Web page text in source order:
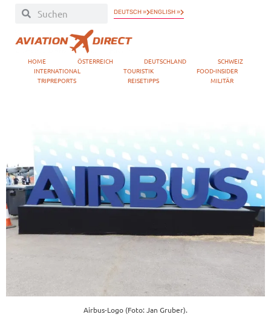
DEUTSCH » ENGLISH »
HOME ÖSTERREICH DEUTSCHLAND
SCHWEIZ
INTERNATIONAL
TOURISTIK
FOOD-INSIDER
TRIPREPORTS
REISETIPPS MILITÄR
Airbus-Logo (Foto: Jan Gruber).